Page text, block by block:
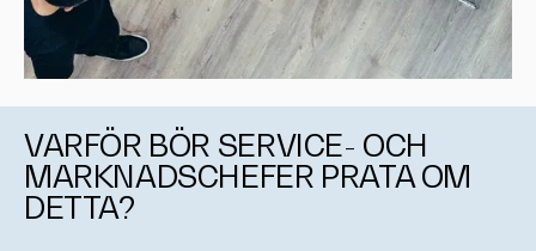
VARFÖR BÖR SERVICE- OCH
MARKNADSCHEFER PRATA OM
DETTA?